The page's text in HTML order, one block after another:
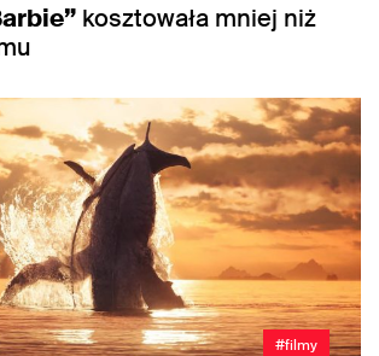
kosztowała mniej niż
#filmy